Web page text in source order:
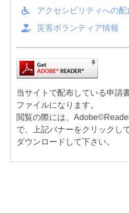
アクセシビリティへの配
災害ボランティア情報
当サイトで配布している申請
ファイルになります。
閲覧の際には、
で、上記バナーをクリックし
ダウンロードして下さい。